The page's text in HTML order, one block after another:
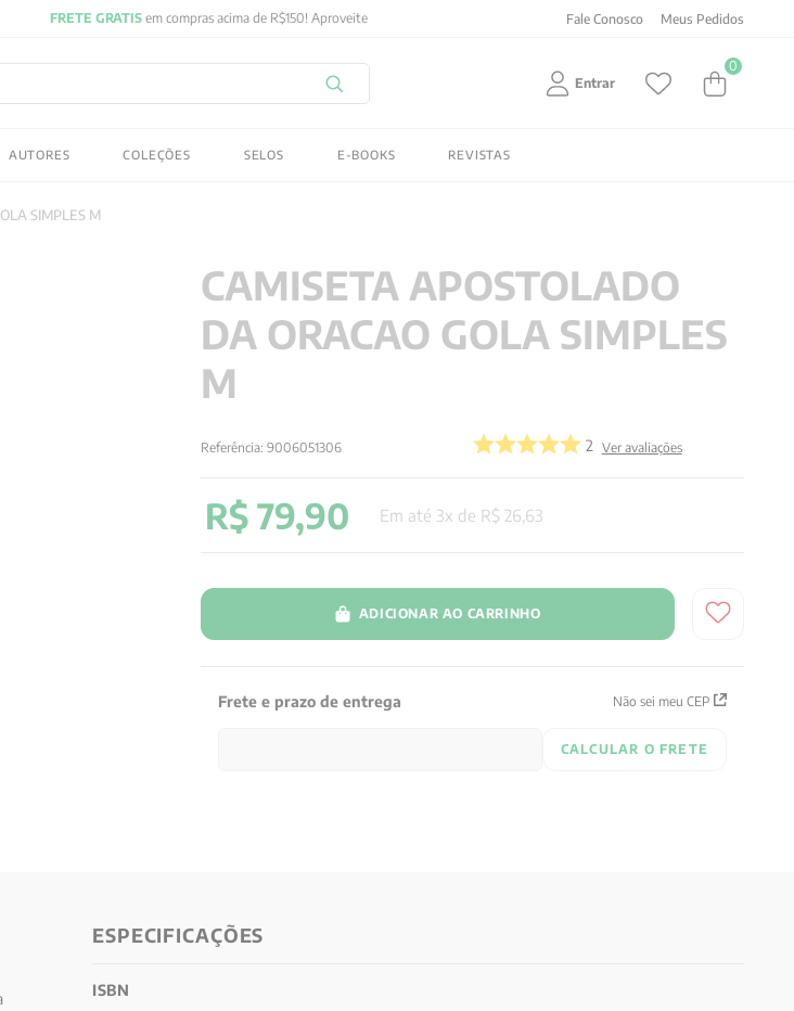
de R$150! Aproveite Fale Conosco Meus Pedidos
Entrar
0
AUTORES COLEÇÕES SELOS E-BOOKS REVISTAS
SIMPLES M
CAMISETA APOSTOLADO
DA ORACAO GOLA SIMPLES
M
Referência:9006051306 2 Ver avaliações
R$ 79,90 Em até 3x de R$ 26 63
ADICIONAR AO CARRINHO
Frete e prazo de entrega Não sei meu CEP
CALCULAR O FRETE
ESPECIFICAÇÕES
ISBN